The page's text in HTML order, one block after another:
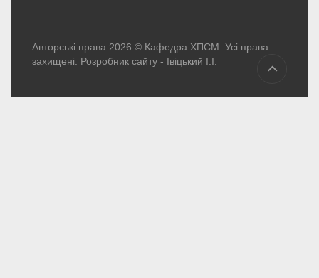
Авторські права 2026 © Кафедра ХПСМ. Усі права
захищені. Розробник сайту - Івіцький І.І.